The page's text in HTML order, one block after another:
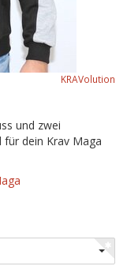
KRAVolution
und zwei
dein Krav Maga